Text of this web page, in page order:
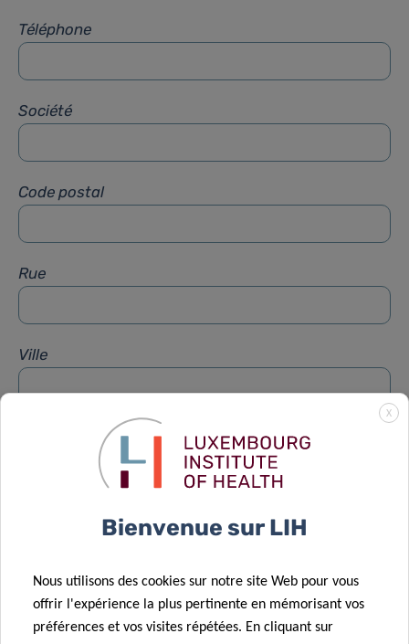
Téléphone
Société
Code postal
Rue
Ville
X
Bienvenue sur LIH
Nous utilisons des cookies sur notre site Web pour vous
offrir l'expérience la plus pertinente en mémorisant vos
préférences et vos visites répétées. En cliquant sur